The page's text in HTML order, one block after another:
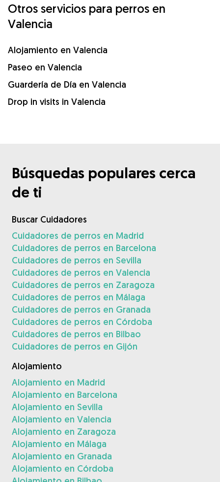
Otros servicios para perros en
Valencia
Alojamiento en Valencia
Paseo en Valencia
Guardería de Día en Valencia
Drop in visits in Valencia
Búsquedas populares cerca
de ti
Buscar Cuidadores
Cuidadores de perros en Madrid
Cuidadores de perros en Barcelona
Cuidadores de perros en Sevilla
Cuidadores de perros en Valencia
Cuidadores de perros en Zaragoza
Cuidadores de perros en Málaga
Cuidadores de perros en Granada
Cuidadores de perros en Córdoba
Cuidadores de perros en Bilbao
Cuidadores de perros en Gijón
Alojamiento
Alojamiento en Madrid
Alojamiento en Barcelona
Alojamiento en Sevilla
Alojamiento en Valencia
Alojamiento en Zaragoza
Alojamiento en Málaga
Alojamiento en Granada
Alojamiento en Córdoba